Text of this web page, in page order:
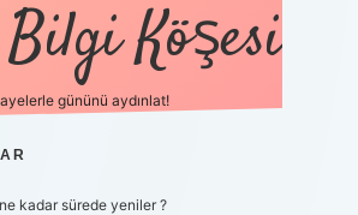
Köşesi
gününü aydınlat!
kadar sürede yeniler ?